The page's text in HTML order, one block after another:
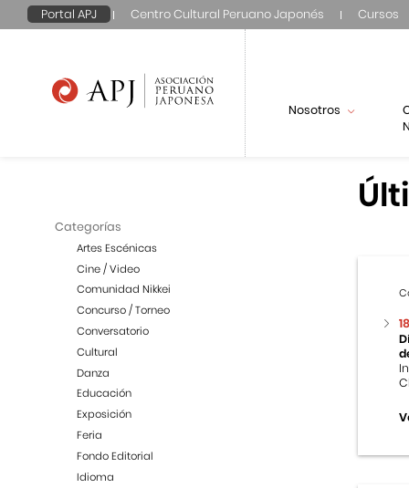
Portal APJ Centro Cultural Peruano Japonés Cursos
Nosotros
Categorías
Artes Escénicas
Cine / Video
Comunidad Nikkei
Concurso / Torneo
Conversatorio
Cultural
Danza
Educación
Exposición
Feria
Fondo Editorial
Idioma